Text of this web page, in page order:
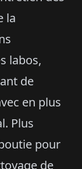
la
labos,
de
en plus
Plus
pour
de